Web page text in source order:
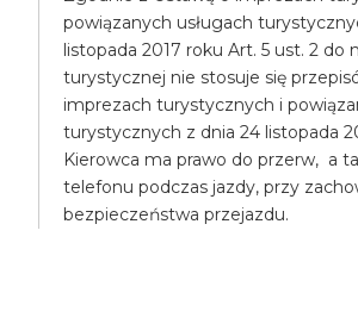
powiązanych usługach
listopada 2017 roku Art. 5 ust. 2 do
turystycznej nie stosuje się
imprezach turystycznych i
turystycznych z dnia 24 listopada
Kierowca ma prawo do przerw, a
telefonu podczas jazdy, przy
bezpieczeństwa przejazdu.